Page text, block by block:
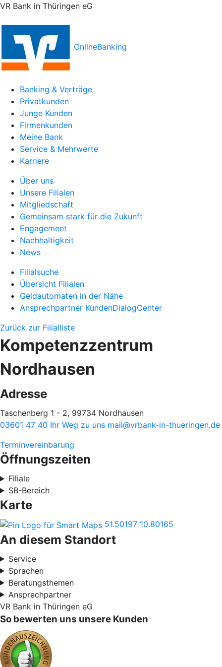
VR Bank in Thüringen eG
OnlineBanking
Banking & Verträge
Privatkunden
Junge Kunden
Firmenkunden
Meine Bank
Service & Mehrwerte
Karriere
Über uns
Unsere Filialen
Mitgliedschaft
Gemeinsam stark für die Zukunft
Engagement
Nachhaltigkeit
News
Filialsuche
Übersicht Filialen
Geldautomaten in der Nähe
Ansprechpartner KundenDialogCenter
Zurück zur Filialliste
Kompetenzzentrum
Nordhausen
Adresse
Taschenberg 1 - 2, 99734 Nordhausen
03601 47 40 Ihr Weg zu uns mail@vrbank-in-thueringen.de
Terminvereinbarung
Öffnungszeiten
Filiale
SB-Bereich
Karte
51.50197 10.80165
An diesem Standort
Service
Sprachen
Beratungsthemen
Ansprechpartner
VR Bank in Thüringen eG
So bewerten uns unsere Kunden